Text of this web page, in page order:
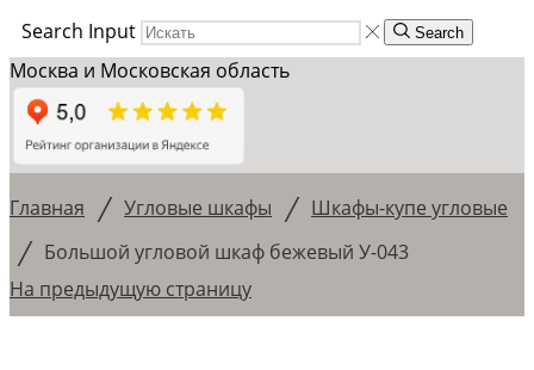
Search Input
Search
Москва и Московская область
Главная / Угловые шкафы / Шкафы-купе угловые
/ Большой угловой шкаф бежевый У-043
На предыдущую страницу